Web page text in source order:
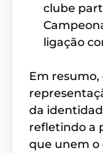
clube
ligação
Em
da
refletindo a
que unem o